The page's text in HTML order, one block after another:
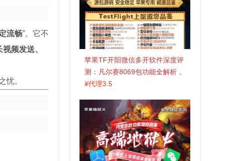
流畅”。它不
频发送、
忧。
苹果TF开阳微信多开软件深度评
测：凡尔赛8069包功能全解析，
TestFlight稳定版上架，激活认准
¥代理3.5